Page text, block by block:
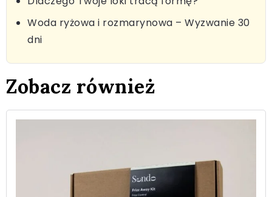
Woda ryżowa i rozmarynowa – Wyzwanie 30
dni
Zobacz również